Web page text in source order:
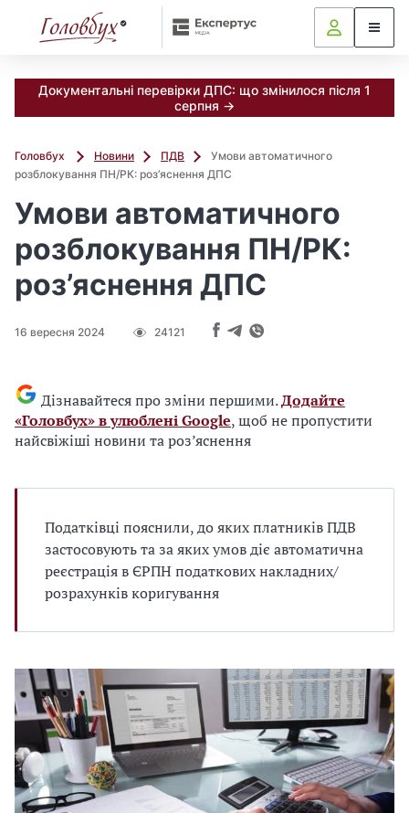
Документальні перевірки ДПС: що змінилося після 1
серпня →
Головбух Новини ПДВ
Умови автоматичного
розблокування ПН/РК: роз’яснення ДПС
Умови автоматичного
розблокування ПН/РК:
роз’яснення ДПС
16 вересня 2024 24121
Дізнавайтеся про зміни першими.Додайте
«Головбух» в улюблені Google, щоб не пропустити
найсвіжіші новини та роз’яснення
Податківці пояснили, до яких платників ПДВ
застосовують та за яких умов діє автоматична
реєстрація в ЄРПН податкових накладних/
розрахунків коригування